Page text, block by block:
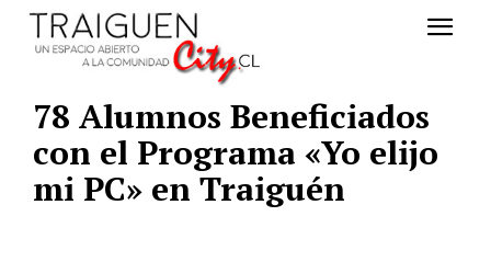
78 Alumnos Beneficiados
con el Programa «Yo elijo
mi PC» en Traiguén